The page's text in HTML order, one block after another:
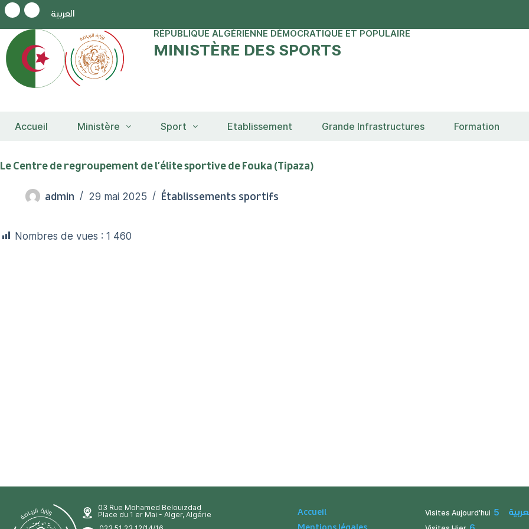
العربية
RÉPUBLIQUE ALGÉRIENNE DÉMOCRATIQUE ET POPULAIRE
MINISTÈRE DES SPORTS
Accueil Ministère Sport Etablissement Grande Infrastructures Formation
Le Centre de regroupement de l’élite sportive de Fouka (Tipaza)
admin 29 mai 2025 Établissements sportifs
Nombres de vues : 1 460
03 Rue Mohamed Belouizdad
Place du 1 er Mai - Alger, Algérie
Accueil
Visites Aujourd'hui 5